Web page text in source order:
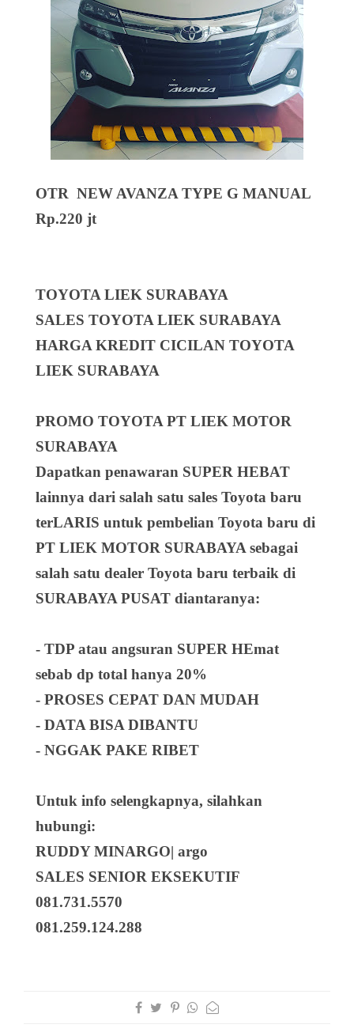
OTR NEW AVANZA TYPE G MANUAL
Rp.220 jt
TOYOTA LIEK SURABAYA
SALES TOYOTA LIEK SURABAYA
HARGA KREDIT CICILAN TOYOTA
LIEK SURABAYA
PROMO TOYOTA PT LIEK MOTOR
SURABAYA
Dapatkan penawaran SUPER HEBAT
lainnya dari salah satu sales Toyota baru
terLARIS untuk pembelian Toyota baru di
PT LIEK MOTOR SURABAYA sebagai
salah satu dealer Toyota baru terbaik di
SURABAYA PUSAT diantaranya:
- TDP atau angsuran SUPER HEmat
sebab dp total hanya 20%
- PROSES CEPAT DAN MUDAH
- DATA BISA DIBANTU
- NGGAK PAKE RIBET
Untuk info selengkapnya, silahkan
hubungi:
RUDDY MINARGO| argo
SALES SENIOR EKSEKUTIF
081.731.5570
081.259.124.288